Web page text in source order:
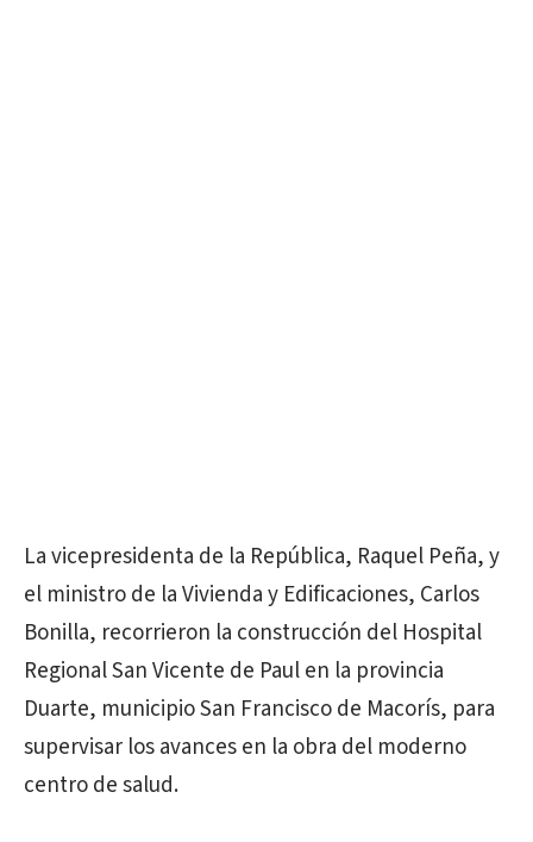
La vicepresidenta de la República, Raquel Peña, y
el ministro de la Vivienda y Edificaciones, Carlos
Bonilla, recorrieron la construcción del Hospital
Regional San Vicente de Paul en la provincia
Duarte, municipio San Francisco de Macorís, para
supervisar los avances en la obra del moderno
centro de salud.